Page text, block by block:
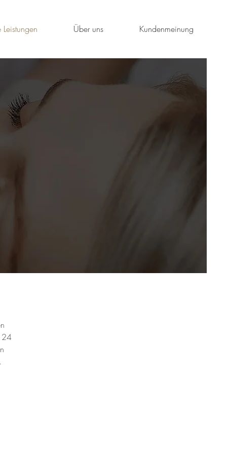
Leistungen Über uns Kundenmeinung
24